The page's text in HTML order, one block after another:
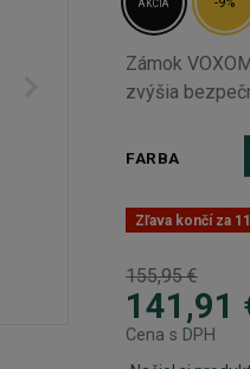
AKCIA
Zámok
zvýšia
FARBA
Zľava končí za
155,95 €
141,91
Cena s DPH